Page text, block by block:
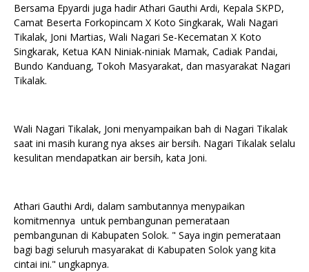
Bersama Epyardi juga hadir Athari Gauthi Ardi, Kepala SKPD,
Camat Beserta Forkopincam X Koto Singkarak, Wali Nagari
Tikalak, Joni Martias, Wali Nagari Se-Kecematan X Koto
Singkarak, Ketua KAN Niniak-niniak Mamak, Cadiak Pandai,
Bundo Kanduang, Tokoh Masyarakat, dan masyarakat Nagari
Tikalak.
Wali Nagari Tikalak, Joni menyampaikan bah di Nagari Tikalak
saat ini masih kurang nya akses air bersih. Nagari Tikalak selalu
kesulitan mendapatkan air bersih, kata Joni.
Athari Gauthi Ardi, dalam sambutannya menypaikan
komitmennya untuk pembangunan pemerataan
pembangunan di Kabupaten Solok. " Saya ingin pemerataan
bagi bagi seluruh masyarakat di Kabupaten Solok yang kita
cintai ini." ungkapnya.